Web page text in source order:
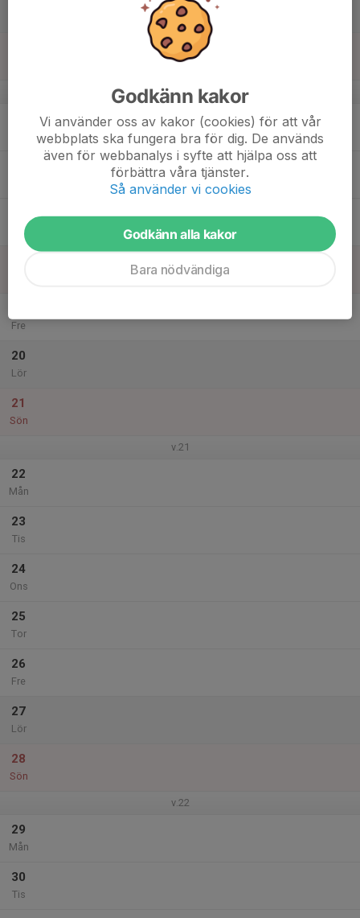
v.20
Ons
Fre
20
Lör
21
Sön
v.21
22
Mån
23
Tis
24
Ons
25
Tor
26
Fre
27
Lör
28
Sön
v.22
29
Mån
30
Tis
Godkänn kakor
Vi använder oss av kakor (cookies) för att vår
webbplats ska fungera bra för dig. De används
även för webbanalys i syfte att hjälpa oss att
förbättra våra tjänster.
Så använder vi cookies
Godkänn alla kakor
Bara nödvändiga